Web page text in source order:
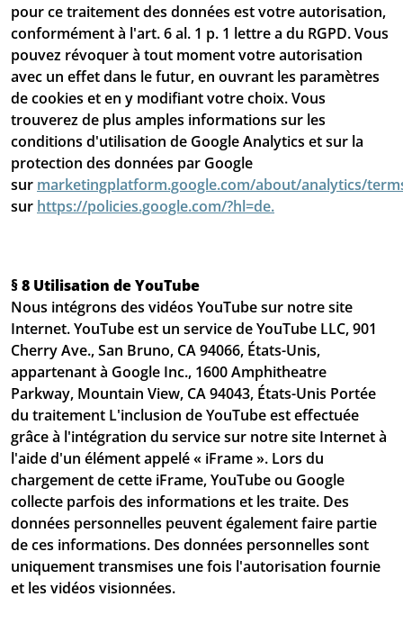
pour ce traitement des données est votre autorisation,
conformément à l'art. 6 al. 1 p. 1 lettre a du RGPD. Vous
pouvez révoquer à tout moment votre autorisation
avec un effet dans le futur, en ouvrant les paramètres
de cookies et en y modifiant votre choix. Vous
trouverez de plus amples informations sur les
conditions d'utilisation de Google Analytics et sur la
protection des données par Google
sur marketingplatform.google.com/about/analytics/
sur https://policies.google.com/?hl=de.
§ 8 Utilisation de YouTube
Nous intégrons des vidéos YouTube sur notre site
Internet. YouTube est un service de YouTube LLC, 901
Cherry Ave., San Bruno, CA 94066, États-Unis,
appartenant à Google Inc., 1600 Amphitheatre
Parkway, Mountain View, CA 94043, États-Unis Portée
du traitement L'inclusion de YouTube est effectuée
grâce à l'intégration du service sur notre site Internet à
l'aide d'un élément appelé « iFrame ». Lors du
chargement de cette iFrame, YouTube ou Google
collecte parfois des informations et les traite. Des
données personnelles peuvent également faire partie
de ces informations. Des données personnelles sont
uniquement transmises une fois l'autorisation fournie
et les vidéos visionnées.